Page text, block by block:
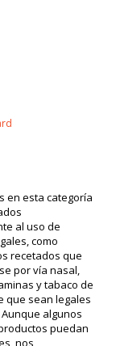
en esta categoría
al uso de
como
recetados que
por vía nasal,
y tabaco de
que sean legales
algunos
puedan
nos